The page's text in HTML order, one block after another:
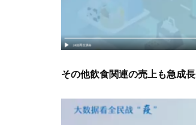
その他飲食関連の売上も急成長